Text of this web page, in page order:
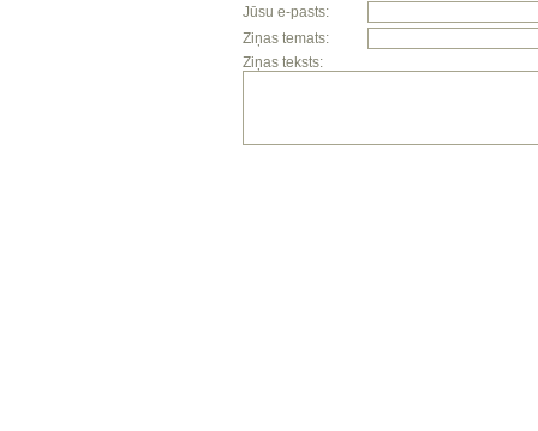
Jūsu e-pasts:
Ziņas temats:
Ziņas teksts: